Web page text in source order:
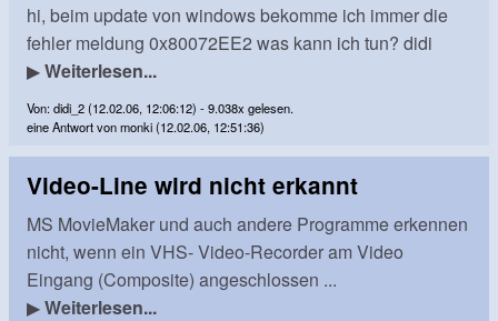
hi, beim update von windows bekomme ich immer die
fehler meldung 0x80072EE2 was kann ich tun? didi
▶Weiterlesen...
Von: didi_2 (12.02.06, 12:06:12) - 9.038x gelesen.
eine Antwort von monki (12.02.06, 12:51:36)
Video-Line wird nicht erkannt
MS MovieMaker und auch andere Programme erkennen
nicht, wenn ein VHS- Video-Recorder am Video
Eingang (Composite) angeschlossen ...
▶Weiterlesen...